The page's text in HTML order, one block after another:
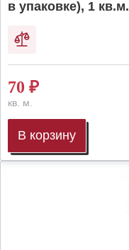
в упаковке), 1 кв.м.
70 ₽
кв. м.
В корзину